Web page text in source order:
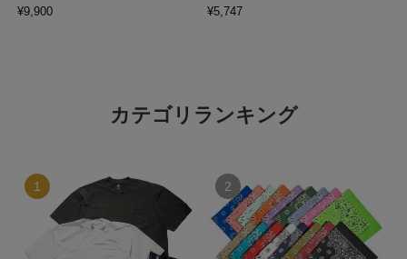
¥9,900
¥5,747
カテゴリランキング